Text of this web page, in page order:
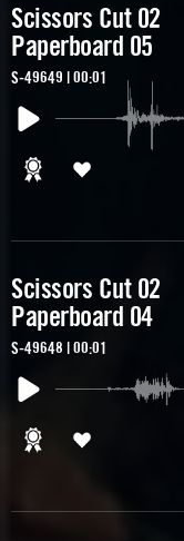
Scissors Cut 02
Paperboard 05
S-49649 | 00:01
Scissors Cut 02
Paperboard 04
S-49648 | 00:01